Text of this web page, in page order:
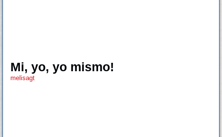
Mi, yo, yo mismo!
melisagt